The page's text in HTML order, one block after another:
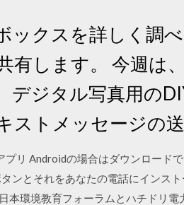
ックスを詳しく調
有します。 今週は
デジタル写真用の
トメッセージの送
リ Androidの場合はダウンロード
ンとそれをあなたの電話にインス
本環境教育フォーラムとハチドリ